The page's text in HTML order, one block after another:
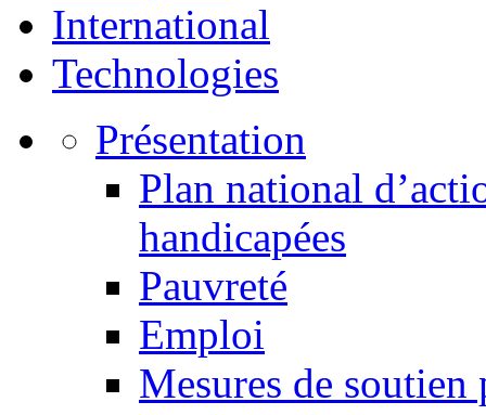
International
Technologies
Présentation
Plan national
handicapées
Pauvreté
Emploi
Mesures de soutien